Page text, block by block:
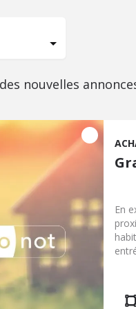
nouvelles
En